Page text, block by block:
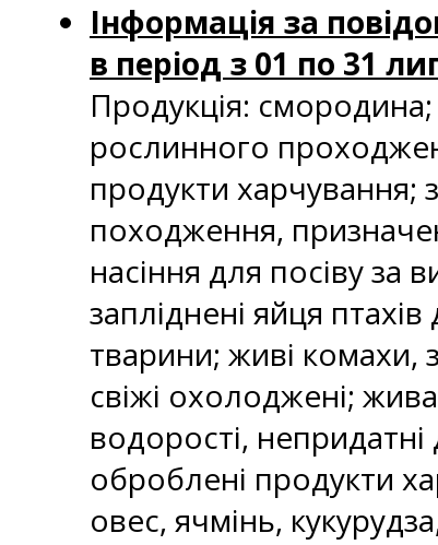
Інформація за
в період з 01 по 31
Продукція:
рослинного
продукти харчування;
походження,
насіння для посіву за
запліднені яйця
тварини; живі комахи,
свіжі охолоджені;
водорості,
оброблені продукти
овес, ячмінь,